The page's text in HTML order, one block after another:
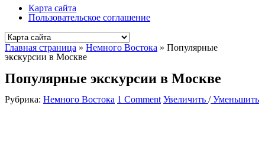
Карта сайта
Пользовательское соглашение
Главная страница » Немного Востока » Популярные
экскурсии в Москве
Популярные экскурсии в Москве
Рубрика: Немного Востока 1 Comment Увеличить /Уменьшить